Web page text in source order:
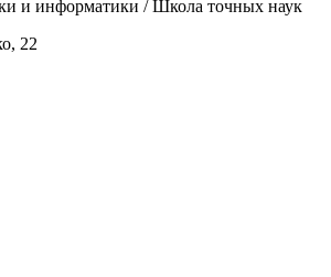
и информатики / Школа точных наук
22